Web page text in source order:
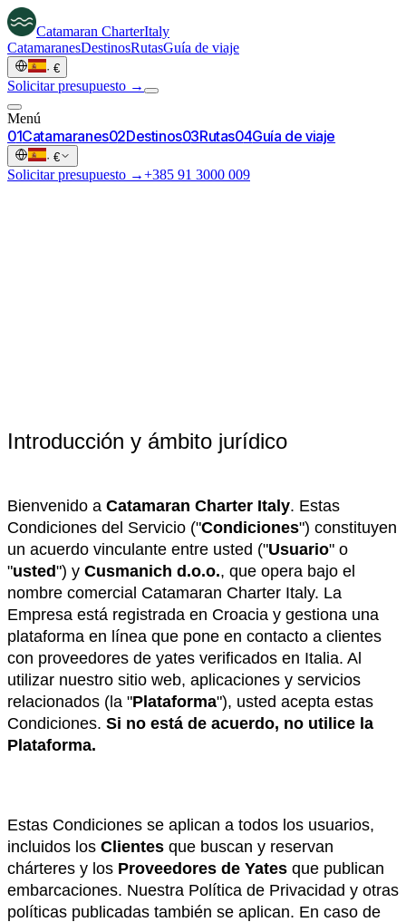
Catamaran CharterItaly
CatamaranesDestinosRutasGuía de viaje
· €
Solicitar presupuesto →
Menú
01Catamaranes02Destinos03Rutas04Guía de viaje
· €
Solicitar presupuesto →+385 91 3000 009
Introducción y ámbito jurídico
Bienvenido a Catamaran Charter Italy. Estas
Condiciones del Servicio ("Condiciones") constituyen
un acuerdo vinculante entre usted ("Usuario" o
"usted") y Cusmanich d.o.o., que opera bajo el
nombre comercial Catamaran Charter Italy. La
Empresa está registrada en Croacia y gestiona una
plataforma en línea que pone en contacto a clientes
con proveedores de yates verificados en Italia. Al
utilizar nuestro sitio web, aplicaciones y servicios
relacionados (la "Plataforma"), usted acepta estas
Condiciones. Si no está de acuerdo, no utilice la
Plataforma.
Estas Condiciones se aplican a todos los usuarios,
incluidos los Clientes que buscan y reservan
chárteres y los Proveedores de Yates que publican
embarcaciones. Nuestra Política de Privacidad y otras
políticas publicadas también se aplican. En caso de